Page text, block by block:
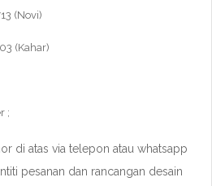
(Novi)
(Kahar)
;
di atas via telepon atau whatsapp
pesanan dan rancangan desain